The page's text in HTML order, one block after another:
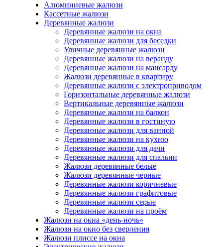
Алюминиевые жалюзи
Кассетные жалюзи
Деревянные жалюзи
Деревянные жалюзи на окна
Деревянные жалюзи для беседки
Уличные деревянные жалюзи
Деревянные жалюзи на веранду
Деревянные жалюзи на мансарду
Жалюзи деревянные в квартиру
Деревянные жалюзи с электроприводом
Горизонтальные деревянные жалюзи
Вертикальные деревянные жалюзи
Деревянные жалюзи на балкон
Деревянные жалюзи в гостиную
Деревянные жалюзи для ванной
Деревянные жалюзи на кухню
Деревянные жалюзи для дачи
Деревянные жалюзи для спальни
Жалюзи деревянные белые
Жалюзи деревянные черные
Деревянные жалюзи коричневые
Деревянные жалюзи графитовые
Деревянные жалюзи серые
Деревянные жалюзи на проём
Жалюзи на окна «день-ночь»
Жалюзи на окно без сверления
Жалюзи плиссе на окна